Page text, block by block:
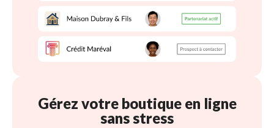
Gérez votre boutique en ligne
sans stress